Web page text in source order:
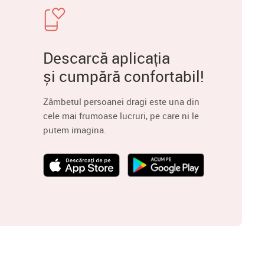
Descarcă aplicația
și cumpără confortabil!
Zâmbetul persoanei dragi este una din
cele mai frumoase lucruri, pe care ni le
putem imagina.